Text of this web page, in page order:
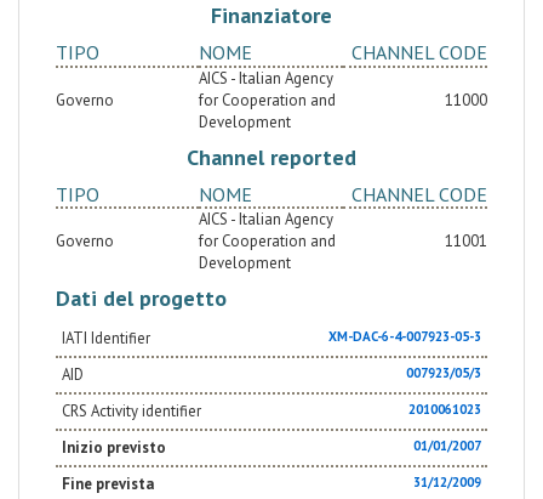
Finanziatore
TIPO NOME CHANNEL CODE
Governo
AICS - Italian Agency
for Cooperation and
Development
11000
Channel reported
TIPO NOME CHANNEL CODE
Governo
AICS - Italian Agency
for Cooperation and
Development
11001
Dati del progetto
IATI Identifier XM-DAC-6-4-007923-05-3
AID 007923/05/3
CRS Activity identifier 2010061023
Inizio previsto 01/01/2007
Fine prevista 31/12/2009